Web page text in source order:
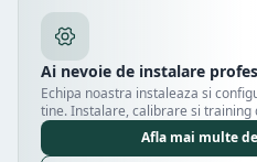
Ai nevoie de instalare
Echipa noastra instaleaza si
tine. Instalare, calibrare si training
Afla mai multe